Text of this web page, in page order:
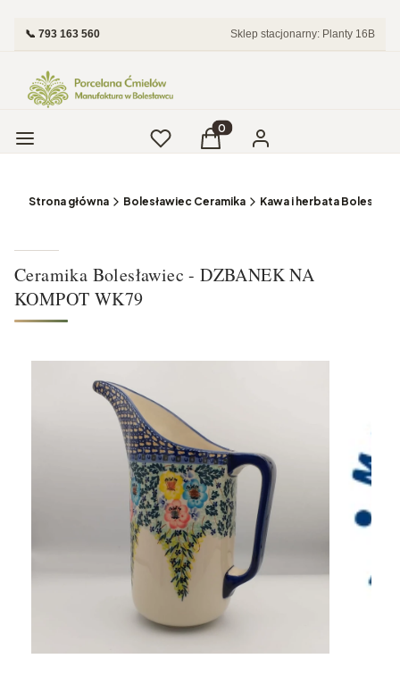
📞 793 163 560 Sklep stacjonarny: Planty 16B
Menu UlubioneProdukty w koszyku: 0.
Koszyk Zaloguj się
Strona główna Bolesławiec Ceramika Kawa i herbata
Ceramika Bolesławiec - DZBANEK NA
KOMPOT WK79